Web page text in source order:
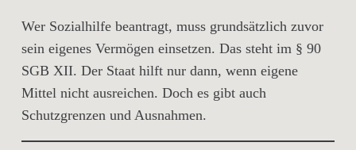
Wer Sozialhilfe beantragt, muss grundsätzlich zuvor
sein eigenes Vermögen einsetzen. Das steht im § 90
SGB XII. Der Staat hilft nur dann, wenn eigene
Mittel nicht ausreichen. Doch es gibt auch
Schutzgrenzen und Ausnahmen.